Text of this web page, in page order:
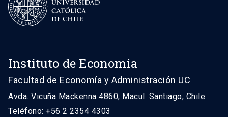
Instituto de Economía
Facultad de Economía y Administración UC
Avda. Vicuña Mackenna 4860, Macul. Santiago, Chile
Teléfono: +56 2 2354 4303